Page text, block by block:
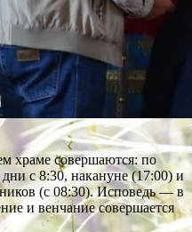
храме совершаются: по
с 8:30, накануне (17:00) и
(с 08:30). Исповедь — в
и венчание совершается